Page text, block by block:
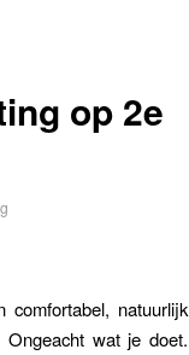
op 2e
comfortabel, natuurlijk
wat je doet.